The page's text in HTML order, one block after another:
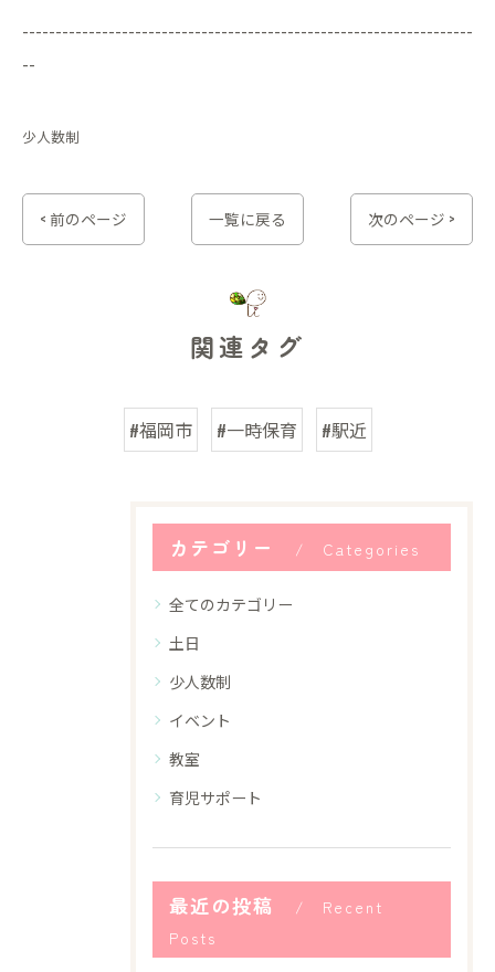
--------------------------------------------------------------------
--
少人数制
< 前のページ 一覧に戻る 次のページ >
関連タグ
#福岡市 #一時保育 #駅近
カテゴリー Categories
全てのカテゴリー
土日
少人数制
イベント
教室
育児サポート
最近の投稿
Recent
Posts